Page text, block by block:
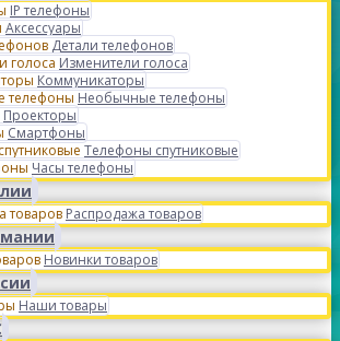
IP телефоны
Аксессуары
Детали телефонов
Изменители голоса
Коммуникаторы
Необычные телефоны
Проекторы
Смартфоны
Телефоны спутниковые
Часы телефоны
Распродажа товаров
Новинки товаров
Наши товары